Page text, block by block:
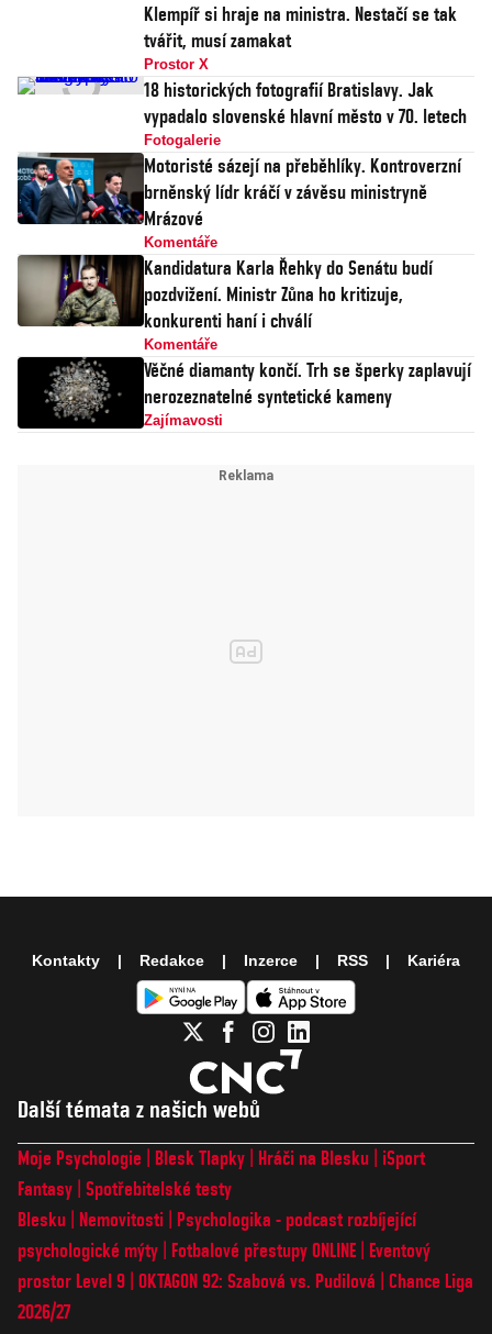
Klempíř si hraje na ministra. Nestačí se tak
tvářit, musí zamakat
Prostor X
18 historických fotografií Bratislavy. Jak
vypadalo slovenské hlavní město v 70. letech
Fotogalerie
Motoristé sázejí na přeběhlíky. Kontroverzní
brněnský lídr kráčí v závěsu ministryně
Mrázové
Komentáře
Kandidatura Karla Řehky do Senátu budí
pozdvižení. Ministr Zůna ho kritizuje,
konkurenti haní i chválí
Komentáře
Věčné diamanty končí. Trh se šperky zaplavují
nerozeznatelné syntetické kameny
Zajímavosti
Další témata z našich webů
Moje Psychologie Blesk Tlapky Hráči na Blesku
iSport
Fantasy Spotřebitelské testy
Blesku
Nemovitosti
Psychologika - podcast rozbíjející
psychologické mýty
Fotbalové přestupy ONLINE
Eventový
prostor Level 9 OKTAGON 92: Szabová vs. Pudilová
Chance Liga
2026/27
Kontakty Redakce Inzerce RSS Kariéra